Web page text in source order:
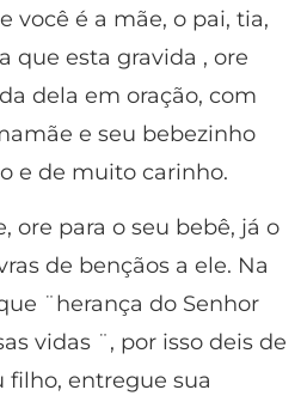
você é a mãe, o pai, tia,
que esta gravida , ore
dela em oração, com
e seu bebezinho
e de muito carinho.
ore para o seu bebê, já o
de bençãos a ele. Na
¨herança do Senhor
vidas ¨, por isso deis de
filho, entregue sua